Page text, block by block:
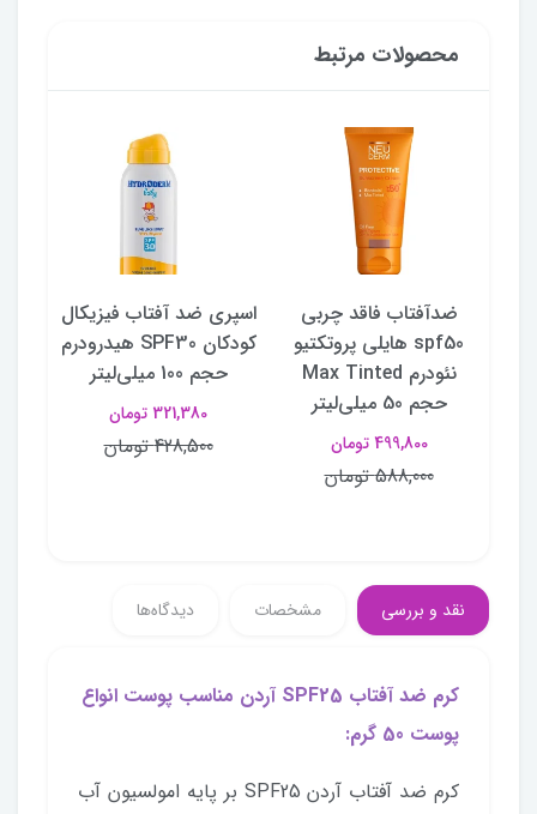
محصولات مرتبط
ضدآفتاب فاقد چربی
spf50 هایلی پروتکتیو
نئودرم Max Tinted
حجم 50 میلی‌لیتر
499,800 تومان
588,000 تومان
اسپری ضد آفتاب فیزیکال
کودکان SPF30 هیدرودرم
حجم 100 میلی‌لیتر
321,380 تومان
428,500 تومان
نقد و بررسی مشخصات دیدگاه‌ها
کرم ضد آفتاب SPF25 آردن مناسب پوست انواع
پوست 50 گرم:
کرم ضد آفتاب آردن SPF25 بر پایه امولسیون آب